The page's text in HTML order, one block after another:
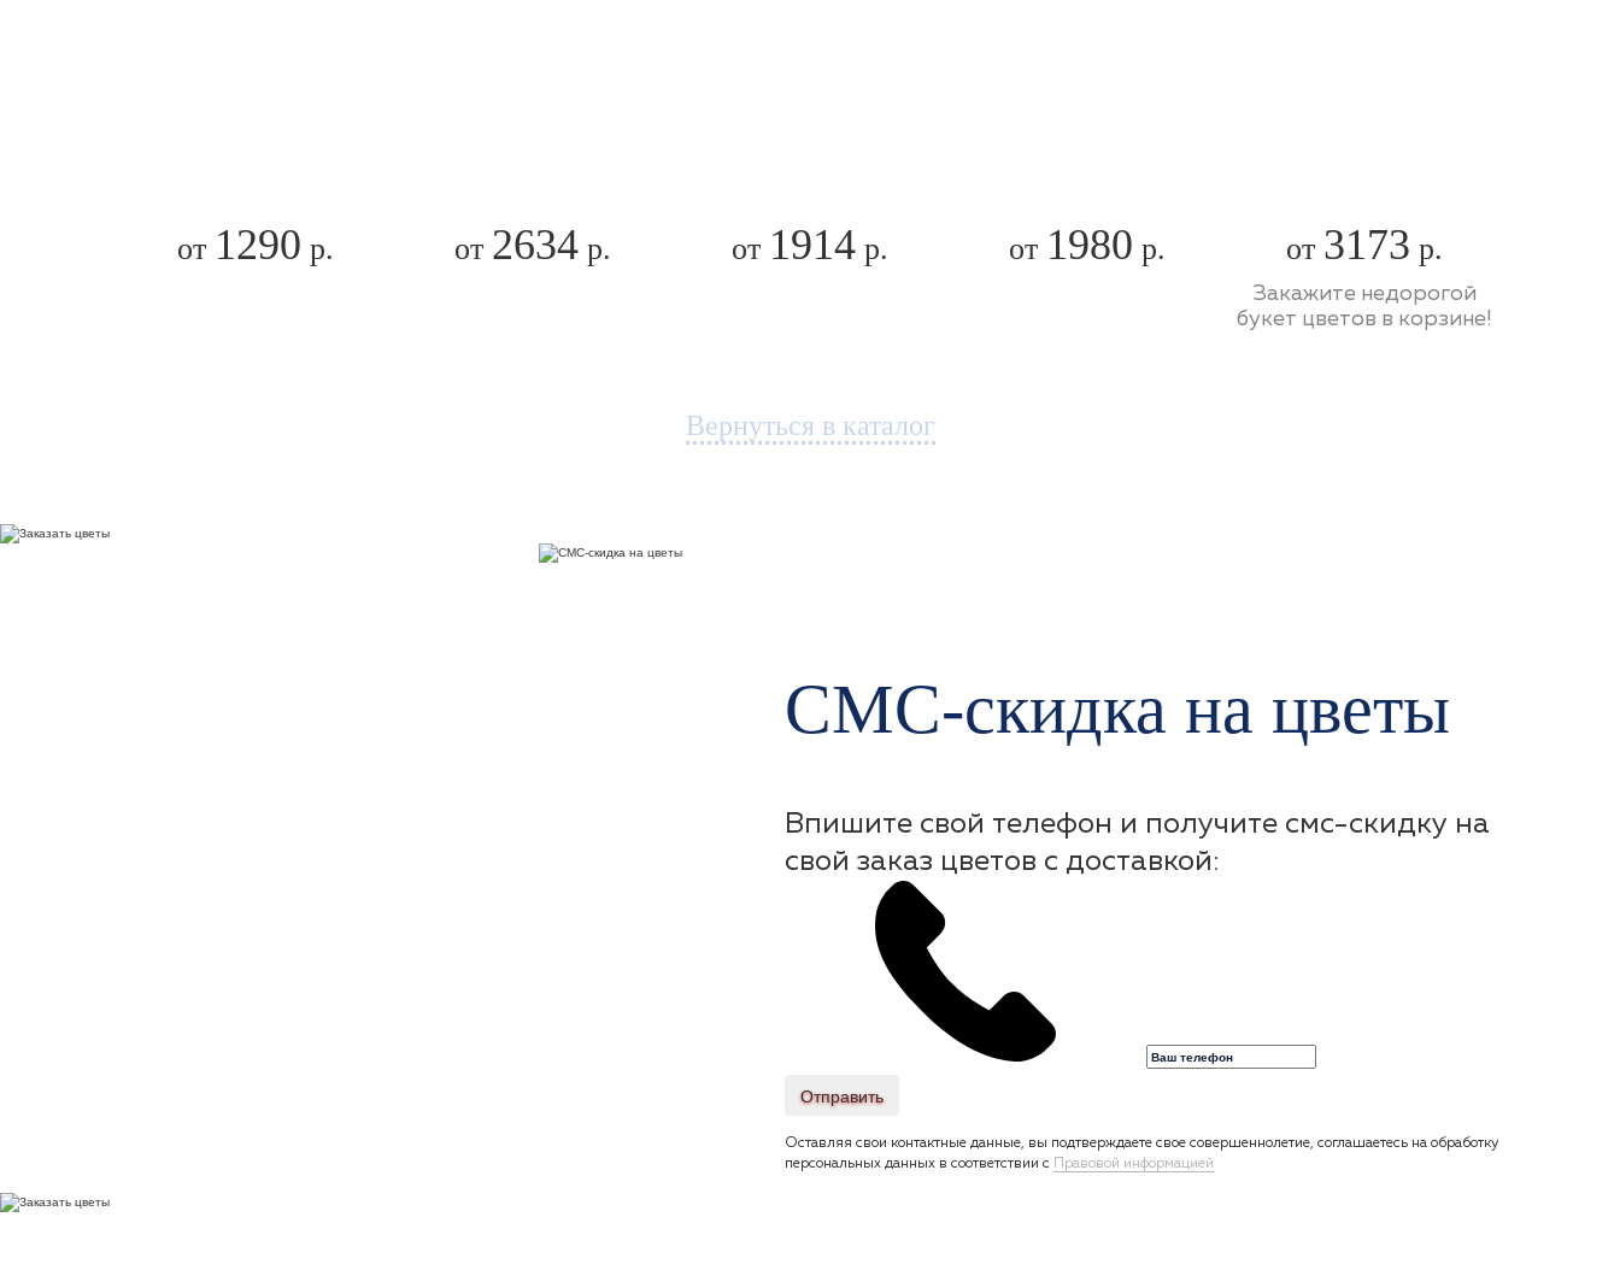
от 1290 р. от 2634 р. от 1914 р. от 1980 р. от 3173 р.
Закажите недорогой
букет цветов в корзине!
Вернуться в каталог
СМС-скидка на цветы
Впишите свой телефон и получите смс-скидку на
свой заказ цветов с доставкой:
Отправить
Оставляя свои контактные данные, вы подтверждаете свое совершеннолетие, соглашаетесь на обработку
персональных данных в соответствии с
Правовой информацией